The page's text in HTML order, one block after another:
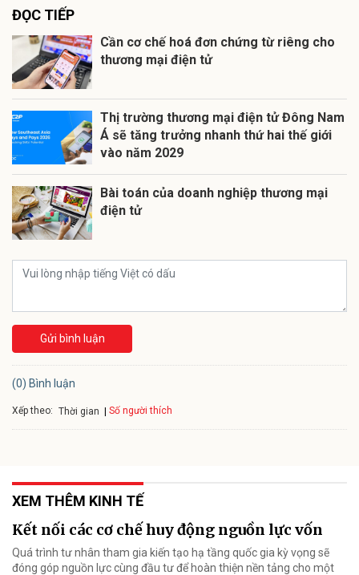
ĐỌC TIẾP
Cần cơ chế hoá đơn chứng từ riêng cho
thương mại điện tử
Thị trường thương mại điện tử Đông Nam
Á sẽ tăng trưởng nhanh thứ hai thế giới
vào năm 2029
Bài toán của doanh nghiệp thương mại
điện tử
Gửi bình luận
(0) Bình luận
Xếp theo: Thời gian Số người thích
XEM THÊM KINH TẾ
Kết nối các cơ chế huy động nguồn lực vốn
Quá trình tư nhân tham gia kiến tạo hạ tầng quốc gia kỳ vọng sẽ
đóng góp nguồn lực cùng đầu tư để hoàn thiện nền tảng cho một